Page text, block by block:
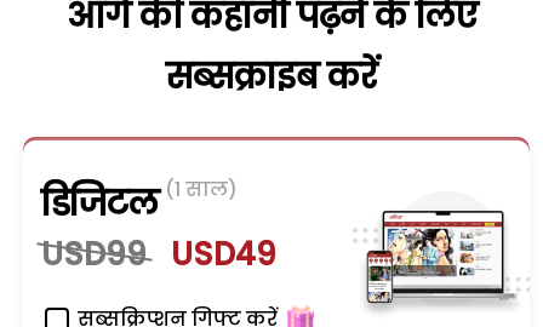
आगे की कहानी पढ़ने के लिए
सब्सक्राइब करें
डिजिटल (1 साल)
USD99 USD49
सब्सक्रिप्शन गिफ्ट करें